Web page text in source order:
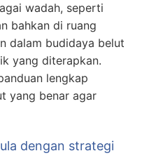
wadah, seperti
bahkan di ruang
dalam budidaya belut
yang diterapkan.
lengkap
yang benar agar
dengan strategi